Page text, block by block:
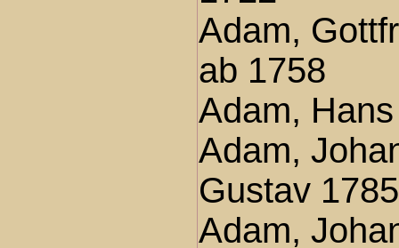
Adam,
ab 1758
Adam,
Adam,
Gustav 1785
Adam,